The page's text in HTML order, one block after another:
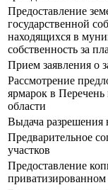
Предоставление
государственной
находящихся в
собственность за
Прием заявления о
Рассмотрение
ярмарок в Перечень
области
Выдача разрешения
Предварительное
участков
Предоставление